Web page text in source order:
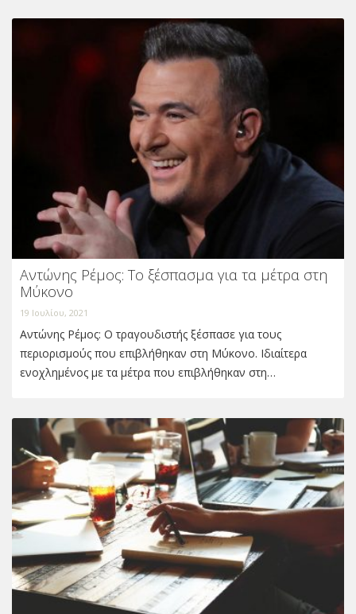
Αντώνης Ρέμος: Το ξέσπασμα για τα μέτρα στη
Μύκονο
19 Ιουλίου, 2021
Αντώνης Ρέμος: Ο τραγουδιστής ξέσπασε για τους
περιορισμούς που επιβλήθηκαν στη Μύκονο. Ιδιαίτερα
ενοχλημένος με τα μέτρα που επιβλήθηκαν στη…